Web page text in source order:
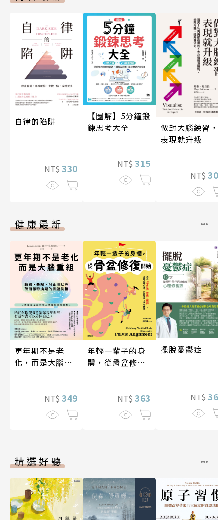
自律的陷阱
NT$ 330
【圖解】5分鐘鍛
鍊思考大全
NT$ 315
做對大腦練習，
表現就升級
NT$
健康最新
更年期不是老
化，而是大腦重
NT$ 349
年輕一輩子的身
體，從骨盆修復
動」，遠離小腹
凸出、肩頸僵
硬、慢性疼痛
NT$ 363
擺脫憂鬱症
NT$
精選好聽